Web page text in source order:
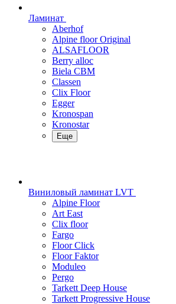
Ламинат
Aberhof
Alpine floor Original
ALSAFLOOR
Berry alloc
Biela CBM
Classen
Clix Floor
Egger
Kronospan
Kronostar
Еще
Виниловый ламинат LVT
Alpine Floor
Art East
Clix floor
Fargo
Floor Click
Floor Faktor
Moduleo
Pergo
Tarkett Deep House
Tarkett Progressive House